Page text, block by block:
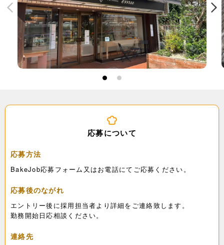
1 2
応募について
応募方法
BakeJob応募フォーム又はお電話にてご応募ください。
応募後のながれ
エントリー後に採用担当者より詳細をご連絡致します。
勤務開始日応相談ください。
連絡先